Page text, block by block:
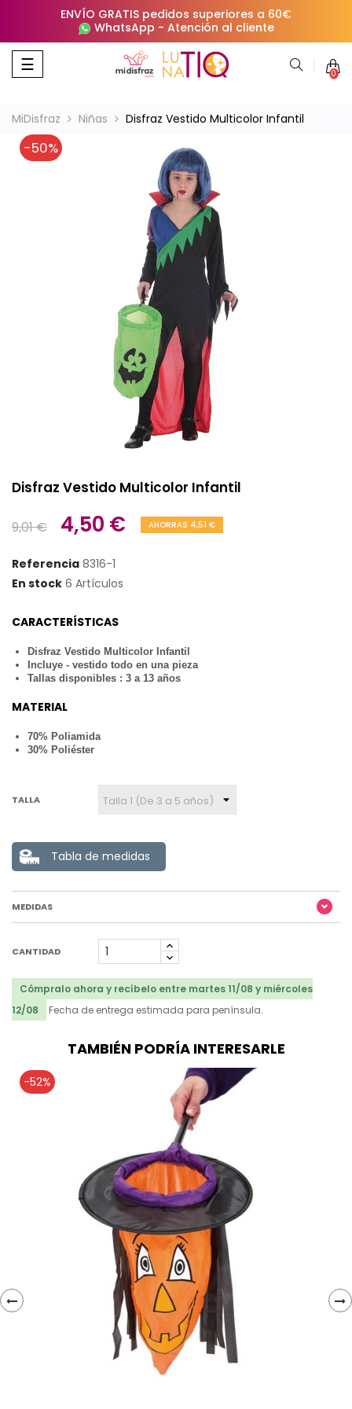
ENVÍO GRATIS pedidos superiores a 60€
WhatsApp - Atención al cliente
Navegación
de
☰ 0
MiDisfraz Niñas Disfraz Vestido Multicolor Infantil
-50%
Disfraz Vestido Multicolor Infantil
9,01 € 4,50 € AHORRAS 4,51 €
Referencia 8316-1
En stock 6 Artículos
CARACTERÍSTICAS
Disfraz Vestido Multicolor Infantil
Incluye - vestido todo en una pieza
Tallas disponibles : 3 a 13 años
MATERIAL
70% Poliamida
30% Poliéster
TALLA
Tabla de medidas
MEDIDAS
CANTIDAD
Cómpralo ahora y recíbelo entre martes 11/08 y miércoles
12/08
Fecha de entrega estimada para península.
TAMBIÉN PODRÍA INTERESARLE
-52%